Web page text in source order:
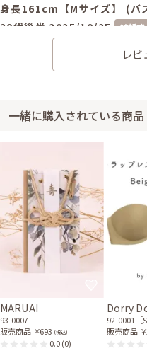
身長161cm【Mサイズ】 (バ
20代後半 2025/10/25
結婚
サイズはぴったりで、丈はひざ下
かったです。 アクセサリー、小
助かりました。
レンタル/購入した商品
ブラックのプリーツ襟前下
21-0236
シルバーのストーンボタ
バッグ
51-0127
オフホワイトのエンブロイ
ダリーふくさ
53-0004
身長162cm【Mサイズ】 (バ
サイズはぴったりで、丈はひざ下
あるので気に入っています。
レビ
一緒に購入されている商品
MARUAI
93-0007
販売商品 ￥693 (税込)
0.0(0)
Dorry
92-0001［S
販売商品